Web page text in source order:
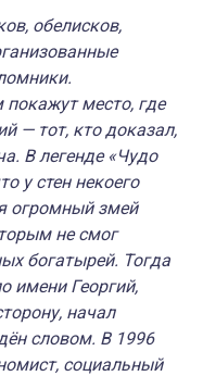
обелисков,
место, где
— тот, кто доказал,
​В легенде «Чудо
у стен некоего
огромный змей
не смог
богатырей. Тогда
имени Георгий,
начал
словом. В 1996
социальный